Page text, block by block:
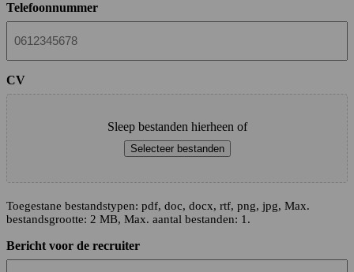
Telefoonnummer
CV
Sleep bestanden hierheen of
Selecteer bestanden
Toegestane bestandstypen: pdf, doc, docx, rtf, png, jpg, Max.
bestandsgrootte: 2 MB, Max. aantal bestanden: 1.
Bericht voor de recruiter